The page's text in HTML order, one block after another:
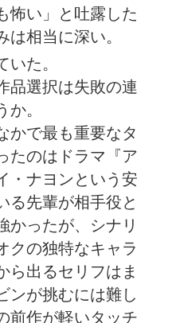
怖い」と吐露した
相当に深い。
た。
品選択は失敗の連
。
かで最も重要なタ
たのはドラマ『ア
・ナヨンという安
る先輩が相手役と
かったが、シナリ
クの独特なキャラ
ら出るセリフはま
ンが挑むには難し
前作が軽いタッチ